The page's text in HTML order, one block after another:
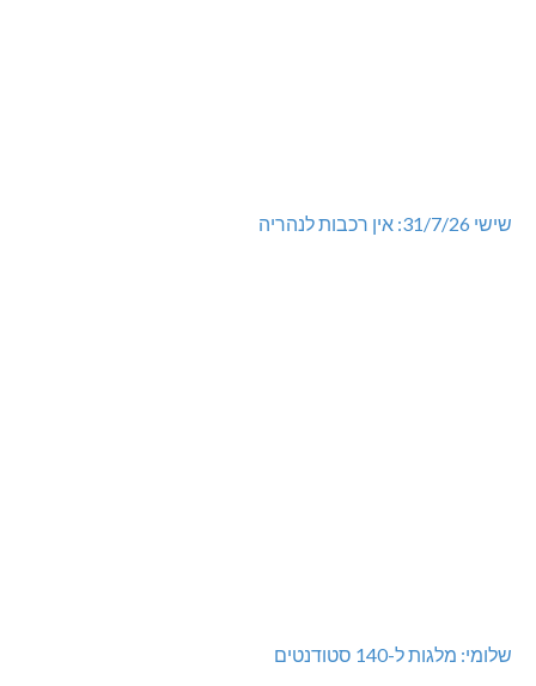
שישי 31/7/26: אין רכבות לנהריה
שלומי: מלגות ל-140 סטודנטים